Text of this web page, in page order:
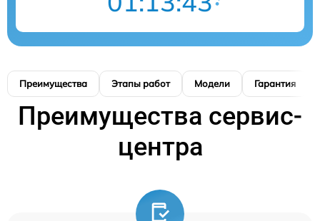
Преимущества Этапы работ Модели Гарантия
Преимущества сервис-
центра